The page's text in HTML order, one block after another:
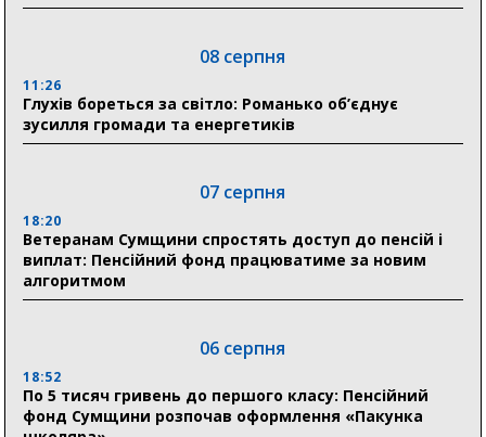
08 серпня
11:26
Глухів бореться за світло: Романько об’єднує
зусилля громади та енергетиків
07 серпня
18:20
Ветеранам Сумщини спростять доступ до пенсій і
виплат: Пенсійний фонд працюватиме за новим
алгоритмом
06 серпня
18:52
По 5 тисяч гривень до першого класу: Пенсійний
фонд Сумщини розпочав оформлення «Пакунка